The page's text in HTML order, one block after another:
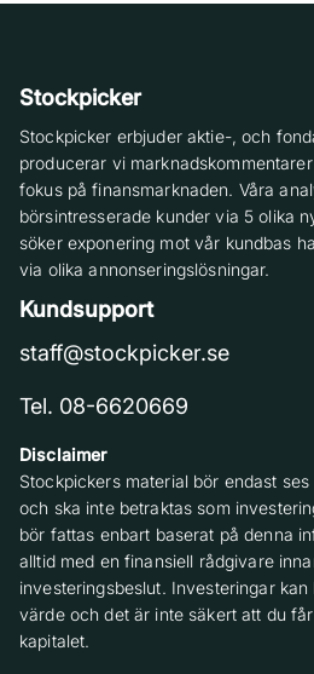
Stockpicker
Stockpicker erbjuder aktie-, och
producerar vi
fokus på finansmarknaden. Våra
börsintresserade kunder via 5 olika
söker exponering mot vår kundbas
via olika annonseringslösningar.
Kundsupport
staff@stockpicker.se
Tel. 08-6620669
Disclaimer
Stockpickers material bör endast
och ska inte betraktas som
bör fattas enbart baserat på denna
alltid med en finansiell rådgivare
investeringsbeslut. Investeringar
värde och det är inte säkert att du
kapitalet.